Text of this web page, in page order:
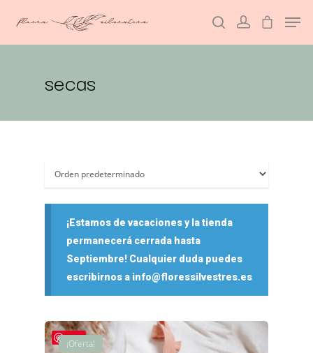
Hit enter to search or ESC to close
secas
¡Estamos de vacaciones y la tienda
permanecerá cerrada hasta
Septiembre! Cualquier duda puedes
escribirnos a info@floressilvestres.es
Save
¡Oferta!